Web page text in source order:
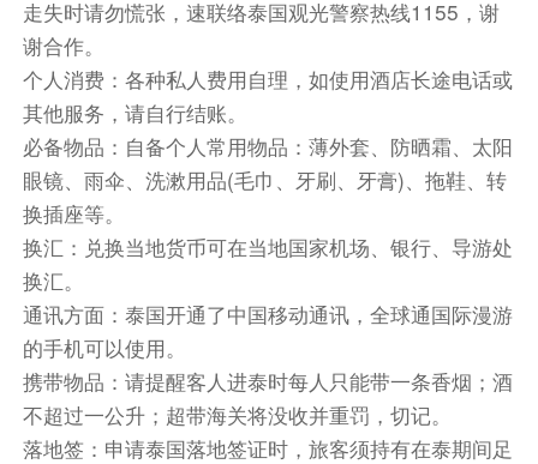
走失时请勿慌张，速联络泰国观光警察热线1155，谢
谢合作。
个人消费：各种私人费用自理，如使用酒店长途电话或
其他服务，请自行结账。
必备物品：自备个人常用物品：薄外套、防晒霜、太阳
眼镜、雨伞、洗漱用品(毛巾、牙刷、牙膏)、拖鞋、转
换插座等。
换汇：兑换当地货币可在当地国家机场、银行、导游处
换汇。
通讯方面：泰国开通了中国移动通讯，全球通国际漫游
的手机可以使用。
携带物品：请提醒客人进泰时每人只能带一条香烟；酒
不超过一公升；超带海关将没收并重罚，切记。
落地签：申请泰国落地签证时，旅客须持有在泰期间足